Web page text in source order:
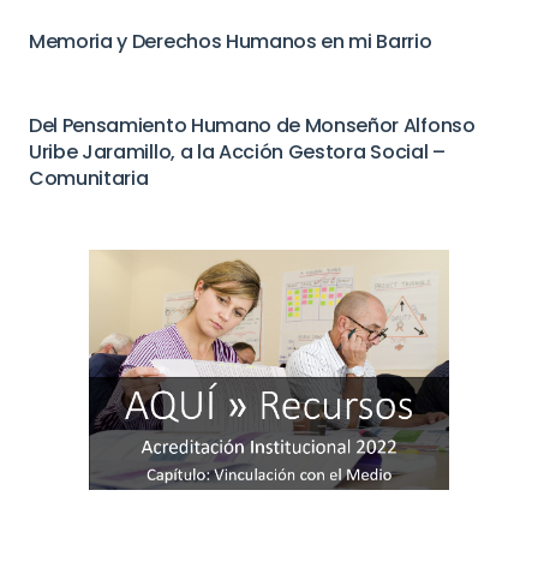
Memoria y Derechos Humanos en mi Barrio
Del Pensamiento Humano de Monseñor Alfonso
Uribe Jaramillo, a la Acción Gestora Social –
Comunitaria